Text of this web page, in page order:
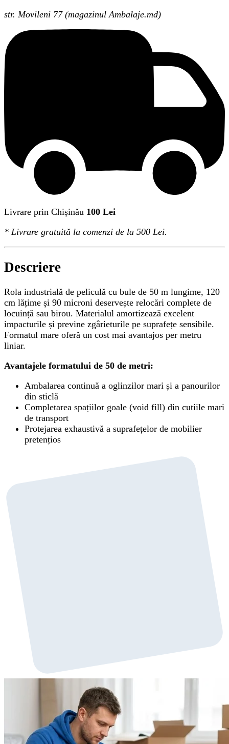
str. Movileni 77 (magazinul Ambalaje.md)
Livrare prin Chișinău 100 Lei
* Livrare gratuită la comenzi de la 500 Lei.
Descriere
Rola industrială de peliculă cu bule de 50 m lungime, 120
cm lățime și 90 microni deservește relocări complete de
locuință sau birou. Materialul amortizează excelent
impacturile și previne zgârieturile pe suprafețe sensibile.
Formatul mare oferă un cost mai avantajos per metru
liniar.
Avantajele formatului de 50 de metri:
Ambalarea continuă a oglinzilor mari și a panourilor
din sticlă
Completarea spațiilor goale (void fill) din cutiile mari
de transport
Protejarea exhaustivă a suprafețelor de mobilier
pretențios